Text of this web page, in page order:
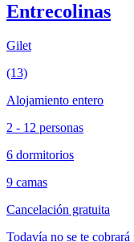
Entrecolinas
Gilet
(13)
Alojamiento entero
2 - 12 personas
6 dormitorios
9 camas
Cancelación gratuita
Todavía no se te cobrará